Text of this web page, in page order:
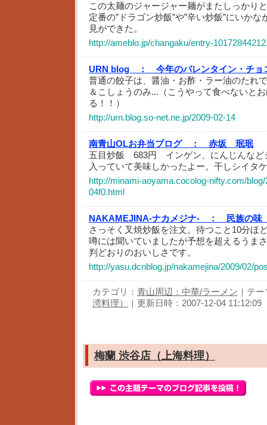
この太麺のジャージャー麺がまたしっかり
定番の”ドラゴン炒飯”や”辛い炒飯”にいか
見ができた。
http://ameblo.jp/changaku/entry-
URN blog ：
今年のバレンタイン・チョ
普通の餃子は、醤油・お酢・ラー油のたれ
＆こしょうのみ...（こうやって食べないと
る！！）
http://urn.blog.so-net.ne.jp/2009-02-14
南青山OLお弁当ブログ ：
赤坂 珉珉
五目炒飯 683円 インゲン、にんじんなど
入っていて美味しかったよー。干しシイタ
http://minami-aoyama.cocolog-nifty.com/
04f0.html
NAKAMEJINA-ナカメジナ- ：
民族の味
さっそく叉焼炒飯を注文。待つこと10分ほ
噂には聞いていましたが予想を超えるうま
判どおりのおいしさです。
http://yasu.dcnblog.jp/nakamejina/2009/02/
カテゴリ： 青山周辺：中華/ラーメン ｜テ
湾料理）
｜更新日時：2007-12-04 11:12:09
梅蘭 渋谷店（上海料理）